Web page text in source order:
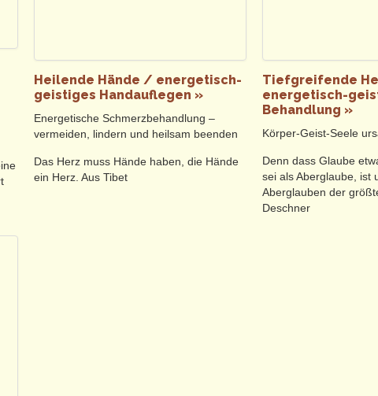
körperliche Schmerzen, seelische Leiden und geistige Belastungen
geratenen Harmonie.
ebenfalls das Risiko der Heilung ein, gestalten mit den Kräften der Natur,
bei Hausbesuchen, Fernbehandlungen, Paar- und
Mitwirken sind ausdrücklich möglich, bei Kindern oft erforderlich.
Heilende Hände / energetisch-
geistiges Handauflegen »
Energetische Schmerzbehandlung –
vermeiden, lindern und heilsam beenden
Das Herz muss Hände haben, die Hände
ein Herz. Aus Tibet
Tiefgreifende
energetisch-
Behandlung »
Körper-Geist-Seele
Denn dass Glaube
sei als Aberglaube, ist
Aberglauben der
Deschner